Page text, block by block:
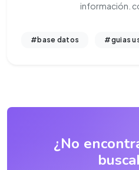
información.
#base datos #guias
¿No